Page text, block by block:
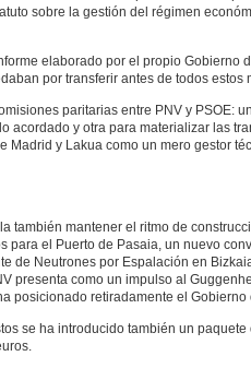
sobre la gestión del régimen
elaborado por el propio Gobierno
por transferir antes de todos estos
paritarias entre PNV y PSOE:
acordado y otra para materializar las
Madrid y Lakua como un mero gestor
también mantener el ritmo de
para el Puerto de Pasaia, un nuevo
de Neutrones por Espalación en
presenta como un impulso al
posicionado retiradamente el Gobierno
se ha introducido también un